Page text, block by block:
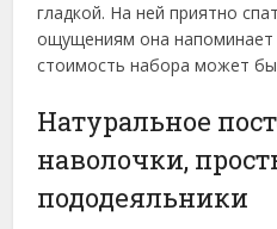
гладкой. На ней приятно
ощущениям она
стоимость набора может
Натуральное
наволочки,
пододеяльники